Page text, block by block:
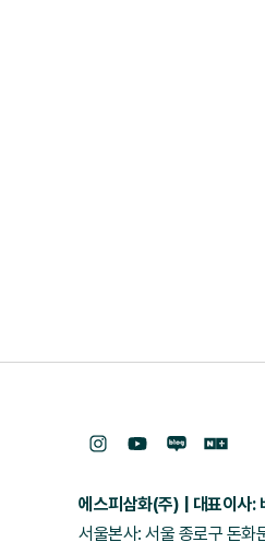
에스피삼화(주)
대표이사:
서울본사: 서울 종로구 돈화